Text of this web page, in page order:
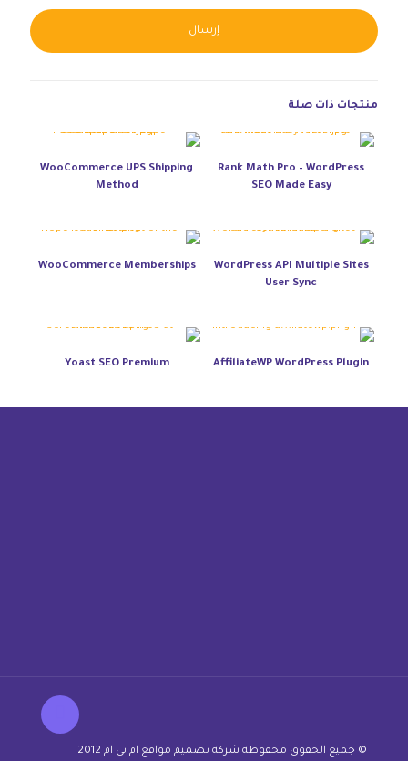
منتجات ذات صلة
Rank Math Pro – WordPress
SEO Made Easy
WooCommerce UPS Shipping
Method
WordPress API Multiple Sites
User Sync
WooCommerce Memberships
AffiliateWP WordPress Plugin
Yoast SEO Premium
© جميع الحقوق محفوظة شركة تصميم مواقع ام تى ام 2012